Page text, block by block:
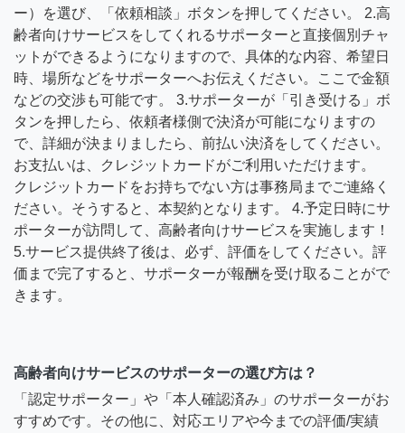
ー）を選び、「依頼相談」ボタンを押してください。 2.高
齢者向けサービスをしてくれるサポーターと直接個別チャ
ットができるようになりますので、具体的な内容、希望日
時、場所などをサポーターへお伝えください。ここで金額
などの交渉も可能です。 3.サポーターが「引き受ける」ボ
タンを押したら、依頼者様側で決済が可能になりますの
で、詳細が決まりましたら、前払い決済をしてください。
お支払いは、クレジットカードがご利用いただけます。
クレジットカードをお持ちでない方は事務局までご連絡く
ださい。そうすると、本契約となります。 4.予定日時にサ
ポーターが訪問して、高齢者向けサービスを実施します！
5.サービス提供終了後は、必ず、評価をしてください。評
価まで完了すると、サポーターが報酬を受け取ることがで
きます。
高齢者向けサービスのサポーターの選び方は？
「認定サポーター」や「本人確認済み」のサポーターがお
すすめです。その他に、対応エリアや今までの評価/実績